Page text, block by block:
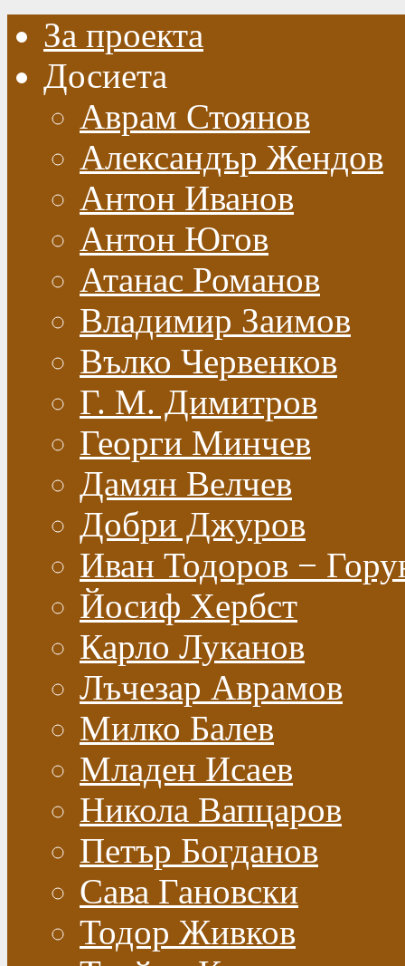
За проекта
Досиета
Аврам Стоянов
Александър Жендов
Антон Иванов
Антон Югов
Атанас Романов
Владимир Заимов
Вълко Червенков
Г. М. Димитров
Георги Минчев
Дамян Велчев
Добри Джуров
Иван Тодоров −
Йосиф Хербст
Карло Луканов
Лъчезар Аврамов
Милко Балев
Младен Исаев
Никола Вапцаров
Петър Богданов
Сава Гановски
Тодор Живков